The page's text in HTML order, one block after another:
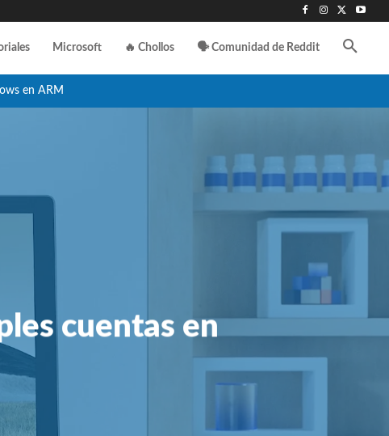
Microsoft 🔥 Chollos 🗣️ Comunidad de Reddit
en ARM
cuentas en